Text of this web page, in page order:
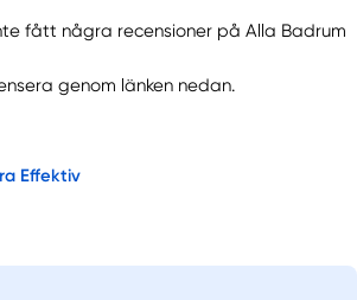
fått några recensioner på Alla Badrum
genom länken nedan.
Effektiv